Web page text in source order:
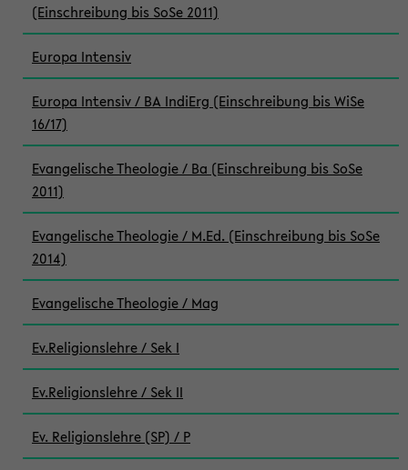
(Einschreibung bis SoSe 2011)
Europa Intensiv
Europa Intensiv / BA IndiErg (Einschreibung bis WiSe
16/17)
Evangelische Theologie / Ba (Einschreibung bis SoSe
2011)
Evangelische Theologie / M.Ed. (Einschreibung bis SoSe
2014)
Evangelische Theologie / Mag
Ev.Religionslehre / Sek I
Ev.Religionslehre / Sek II
Ev. Religionslehre (SP) / P